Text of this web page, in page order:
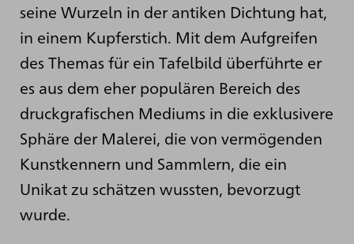
seine Wurzeln in der antiken Dichtung hat,
in einem Kupferstich. Mit dem Aufgreifen
des Themas für ein Tafelbild überführte er
es aus dem eher populären Bereich des
druckgrafischen Mediums in die exklusivere
Sphäre der Malerei, die von vermögenden
Kunstkennern und Sammlern, die ein
Unikat zu schätzen wussten, bevorzugt
wurde.